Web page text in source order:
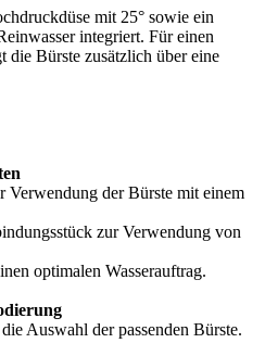
mit 25° sowie ein
integriert. Für einen
die Bürste zusätzlich über eine
Verwendung der Bürste mit einem
zur Verwendung von
optimalen Wasserauftrag.
Auswahl der passenden Bürste.